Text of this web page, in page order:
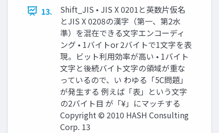
13.
Shift_JIS • JIS X 0201と英数片仮名
とJIS X 0208の漢字（第一、第2水
準）を混在できる文字エンコーディ
ング • 1バイトor 2バイトで1文字を表
現。ビット利用効率が高い • 1バイト
文字と後続バイト文字の領域が重な
っているので、い わゆる「5C問題」
が発生する 例えば「表」という文字
の2バイト目 が「¥」にマッチする
Copyright © 2010 HASH Consulting
Corp. 13